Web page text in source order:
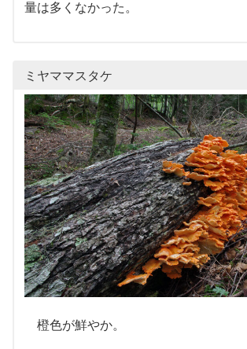
量は多くなかった。
ミヤママスタケ
橙色が鮮やか。